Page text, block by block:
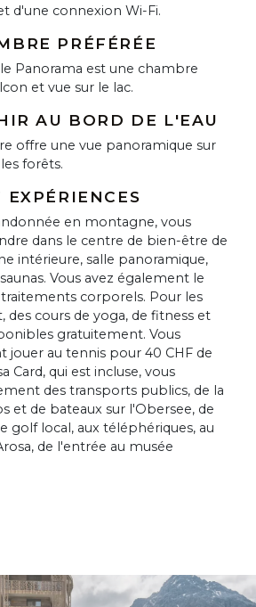
d'une connexion Wi-Fi.
PRÉFÉRÉE
Panorama est une chambre
et vue sur le lac.
AU BORD DE L'EAU
offre une vue panoramique sur
forêts.
EXPÉRIENCES
en montagne, vous
dans le centre de bien-être de
intérieure, salle panoramique,
Vous avez également le
corporels. Pour les
des cours de yoga, de fitness et
gratuitement. Vous
jouer au tennis pour 40 CHF de
Card, qui est incluse, vous
des transports publics, de la
et de bateaux sur l'Obersee, de
golf local, aux téléphériques, au
de l'entrée au musée